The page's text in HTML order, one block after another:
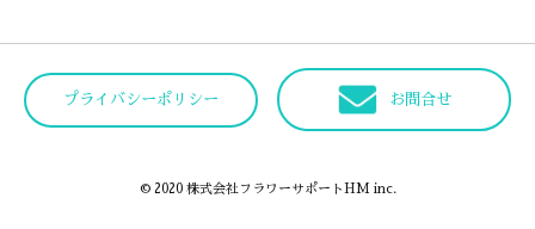
プライバシーポリシー お問合せ
© 2020 株式会社フラワーサポートHM inc.